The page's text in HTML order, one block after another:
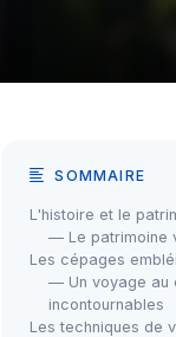
SOMMAIRE
L'histoire et le
— Le patrimoine
Les cépages
— Un voyage au
incontournables
Les techniques de